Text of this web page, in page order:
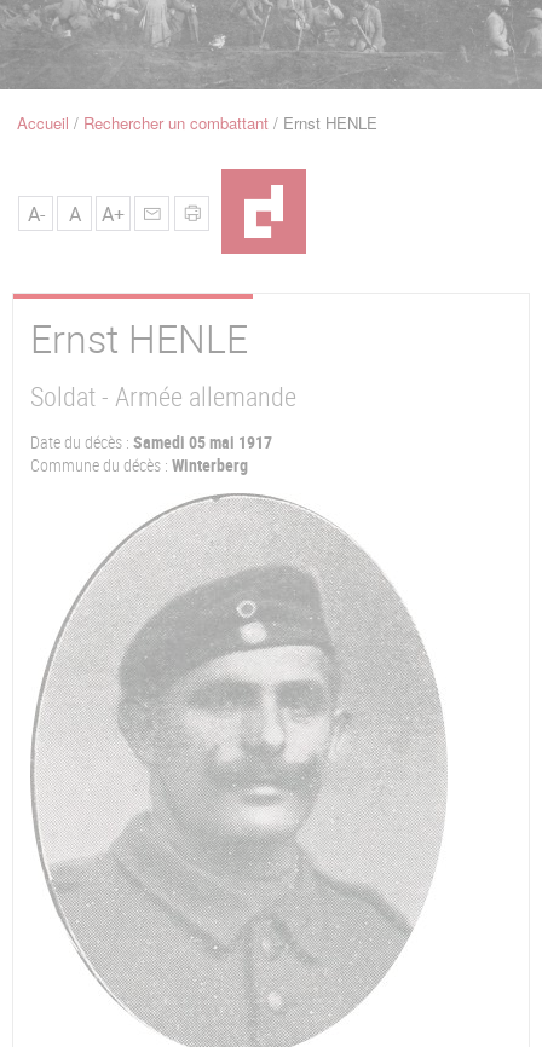
Navigation
FilAccueil Rechercher un combattant Ernst HENLE
A- A A+
Ernst HENLE
Soldat - Armée allemande
Date du décès : Samedi 05 mai 1917
Commune du décès : Winterberg